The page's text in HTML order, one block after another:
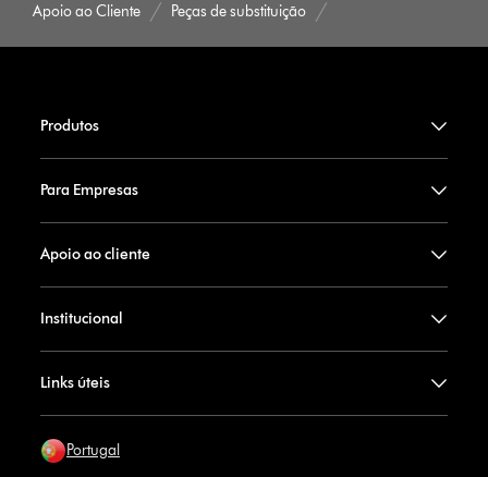
Apoio ao Cliente Peças de substituição
Produtos
Para Empresas
Apoio ao cliente
Institucional
Links úteis
Portugal